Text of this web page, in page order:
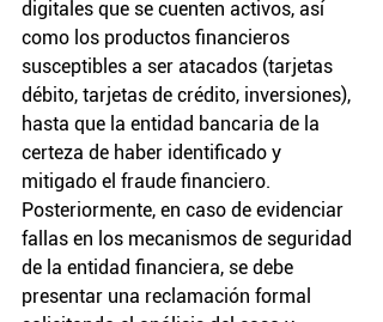
digitales que se cuenten activos, así
como los productos financieros
susceptibles a ser atacados (tarjetas
débito, tarjetas de crédito, inversiones),
hasta que la entidad bancaria de la
certeza de haber identificado y
mitigado el fraude financiero.
Posteriormente, en caso de evidenciar
fallas en los mecanismos de seguridad
de la entidad financiera, se debe
presentar una reclamación formal